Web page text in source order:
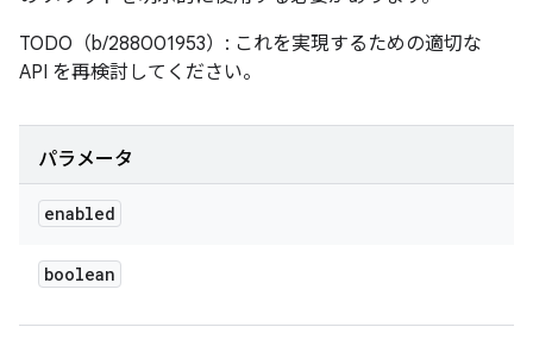
TODO（b/288001953）: これを実現するための適切な
API を再検討してください。
パラメータ
enabled
boolean